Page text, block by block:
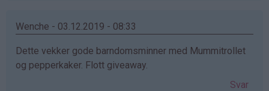
Wenche - 03.12.2019 - 08:33
Dette vekker gode barndomsminner med Mummitrollet
og pepperkaker. Flott giveaway.
Svar